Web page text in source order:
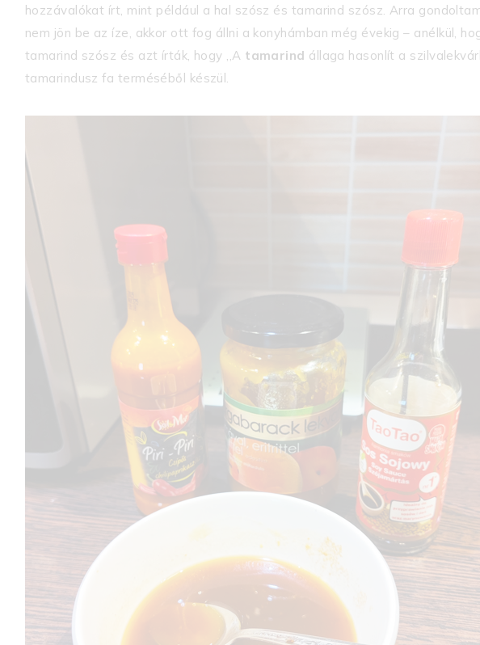
hozzávalókat írt, mint például a hal szósz és tamarind szósz. Arra
nem jön be az íze, akkor ott fog állni a konyhámban még évekig – anélkül,
tamarind szósz és azt írták, hogy ,,A tamarind állaga hasonlít a
tamarindusz fa terméséből készül.